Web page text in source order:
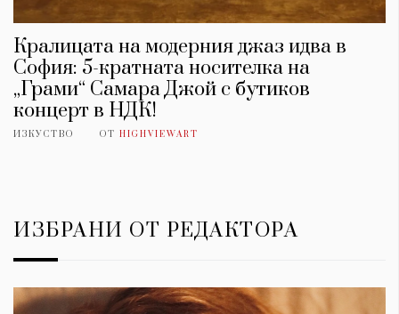
Кралицата на модерния джаз идва в
София: 5-кратната носителка на
„Грами“ Самара Джой с бутиков
концерт в НДК!
ИЗКУСТВО ОТ HIGHVIEWART
ИЗБРАНИ ОТ РЕДАКТОРА